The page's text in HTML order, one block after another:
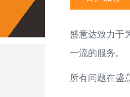
盛意达致力于
一流的服务。
所有问题在盛